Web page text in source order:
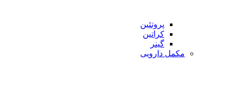
پروتئین
کراتین
گینر
مکمل دارویی